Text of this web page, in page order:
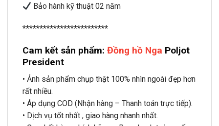
Bảo hành kỹ thuật 02 năm
*************************
Cam kết sản phẩm: Đồng hồ Nga Poljot
President
• Ảnh sản phẩm chụp thật 100% nhìn ngoài đẹp hơn
rất nhiều.
• Áp dụng COD (Nhận hàng – Thanh toán trực tiếp).
• Dịch vụ tốt nhất , giao hàng nhanh nhất.